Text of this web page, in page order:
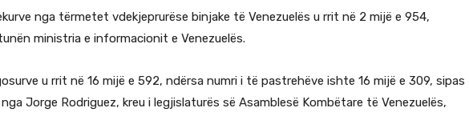
nga tërmetet vdekjeprurëse binjake të Venezuelës u rrit në 2 mijë e 954,
ministria e informacionit e Venezuelës.
u rrit në 16 mijë e 592, ndërsa numri i të pastrehëve ishte 16 mijë e 309, sipas
Jorge Rodriguez, kreu i legjislaturës së Asamblesë Kombëtare të Venezuelës,